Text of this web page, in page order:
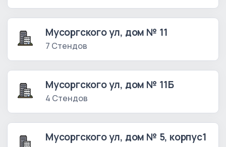
Мусоргского ул, дом № 11
7 Стендов
Мусоргского ул, дом № 11Б
4 Стендов
Мусоргского ул, дом № 5, корпус1